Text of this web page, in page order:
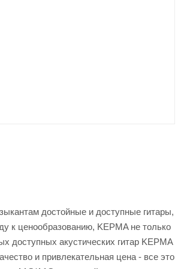
достойные и доступные гитары,
к ценообразованию, KEPMA не только
доступных акустических гитар KEPMA
и привлекательная цена - все это